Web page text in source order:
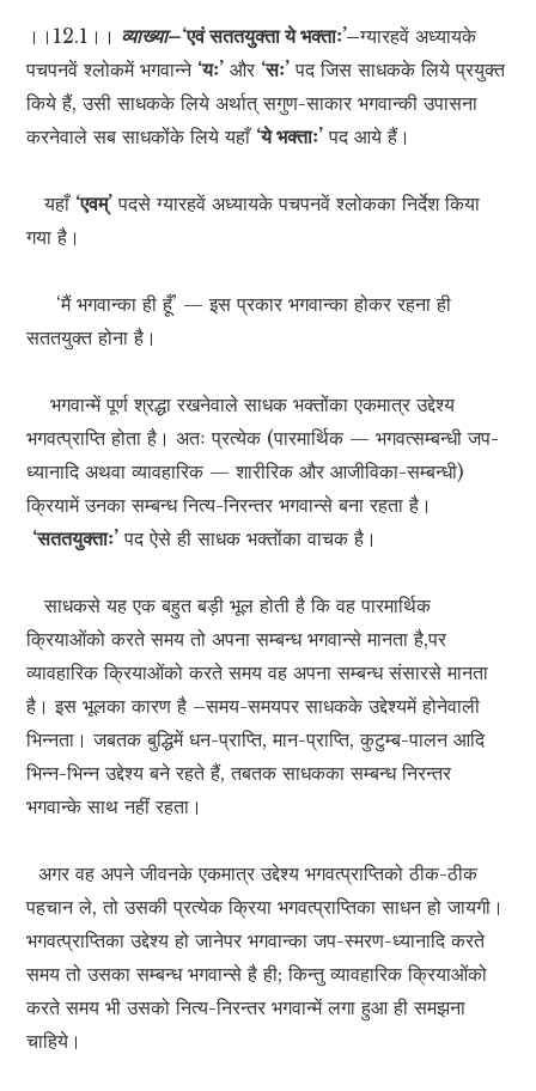
।।12.1।। व्याख्या–‘एवं सततयुक्ता ये भक्ताः’–ग्यारहवें अध्यायके
पचपनवें श्लोकमें भगवान्ने ‘यः’ और ‘सः’ पद जिस साधकके लिये प्रयुक्त
किये हैं, उसी साधकके लिये अर्थात् सगुण-साकार भगवान्की उपासना
करनेवाले सब साधकोंके लिये यहाँ ‘ये भक्ताः’ पद आये हैं।
यहाँ ‘एवम्’ पदसे ग्यारहवें अध्यायके पचपनवें श्लोकका निर्देश किया
गया है।
‘मैं भगवान्का ही हूँ’ — इस प्रकार भगवान्का होकर रहना ही
सततयुक्त होना है।
भगवान्में पूर्ण श्रद्धा रखनेवाले साधक भक्तोंका एकमात्र उद्देश्य
भगवत्प्राप्ति होता है। अतः प्रत्येक (पारमार्थिक — भगवत्सम्बन्धी जप-
ध्यानादि अथवा व्यावहारिक — शारीरिक और आजीविका-सम्बन्धी)
क्रियामें उनका सम्बन्ध नित्य-निरन्तर भगवान्से बना रहता है।
‘सततयुक्ताः’ पद ऐसे ही साधक भक्तोंका वाचक है।
साधकसे यह एक बहुत बड़ी भूल होती है कि वह पारमार्थिक
क्रियाओंको करते समय तो अपना सम्बन्ध भगवान्से मानता है,पर
व्यावहारिक क्रियाओंको करते समय वह अपना सम्बन्ध संसारसे मानता
है। इस भूलका कारण है –समय-समयपर साधकके उद्देश्यमें होनेवाली
भिन्नता। जबतक बुद्धिमें धन-प्राप्ति, मान-प्राप्ति, कुटुम्ब-पालन आदि
भिन्न-भिन्न उद्देश्य बने रहते हैं, तबतक साधकका सम्बन्ध निरन्तर
भगवान्के साथ नहीं रहता।
अगर वह अपने जीवनके एकमात्र उद्देश्य भगवत्प्राप्तिको ठीक-ठीक
पहचान ले, तो उसकी प्रत्येक क्रिया भगवत्प्राप्तिका साधन हो जायगी।
भगवत्प्राप्तिका उद्देश्य हो जानेपर भगवान्का जप-स्मरण-ध्यानादि करते
समय तो उसका सम्बन्ध भगवान्से है ही; किन्तु व्यावहारिक क्रियाओंको
करते समय भी उसको नित्य-निरन्तर भगवान्में लगा हुआ ही समझना
चाहिये।